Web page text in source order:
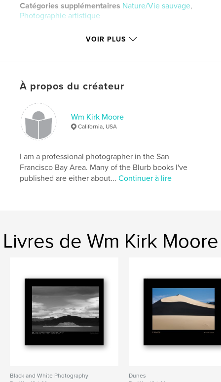
Catégories supplémentaires Nature/Vie sauvage,
Photographie artistique
Mots-clés
botanical
VOIR PLUS
À propos du créateur
Wm Kirk Moore
California, USA
I am a professional photographer in the San
Francisco Bay Area. Many of the Blurb books I've
published are either about...Continuer à lire
Livres de Wm Kirk Moore
Black and White Photography
Dunes